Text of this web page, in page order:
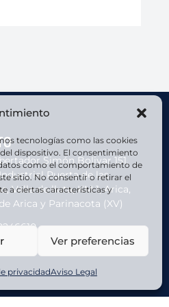
tecnologías como las cookies
dispositivo. El consentimiento
como el comportamiento de
sitio. No consentir o retirar el
a ciertas características y
Ver preferencias
privacidadAviso Legal
Simón Bolivar 151,
Puerta de las
Valle de lluta, KM 1, Arica,
Arica y Parinacota (XV)